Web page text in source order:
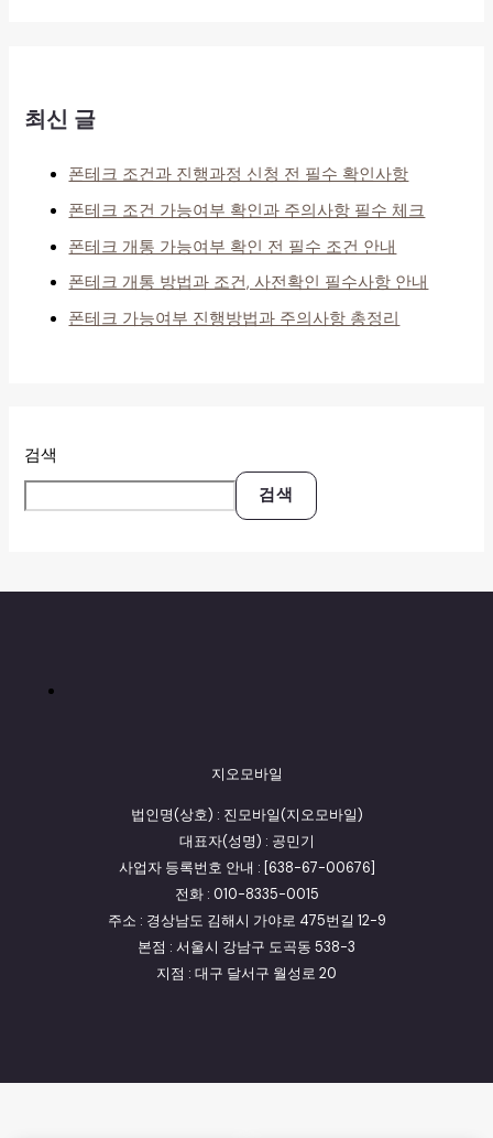
최신 글
폰테크 조건과 진행과정 신청 전 필수 확인사항
폰테크 조건 가능여부 확인과 주의사항 필수 체크
폰테크 개통 가능여부 확인 전 필수 조건 안내
폰테크 개통 방법과 조건, 사전확인 필수사항 안내
폰테크 가능여부 진행방법과 주의사항 총정리
검색
검색
지오모바일
법인명(상호) : 진모바일(지오모바일)
대표자(성명) : 공민기
사업자 등록번호 안내 : [638-67-00676]
전화 : 010-8335-0015
주소 : 경상남도 김해시 가야로 475번길 12-9
본점 : 서울시 강남구 도곡동 538-3
지점 : 대구 달서구 월성로 20